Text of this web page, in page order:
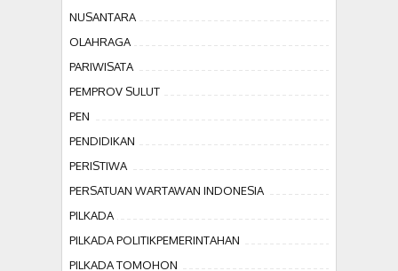
NUSANTARA
OLAHRAGA
PARIWISATA
PEMPROV SULUT
PEN
PENDIDIKAN
PERISTIWA
PERSATUAN WARTAWAN INDONESIA
PILKADA
PILKADA POLITIKPEMERINTAHAN
PILKADA TOMOHON